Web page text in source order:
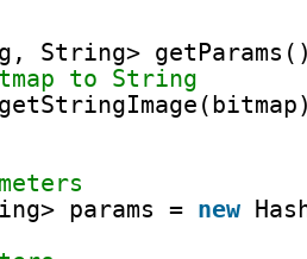
String>
to String
params = new